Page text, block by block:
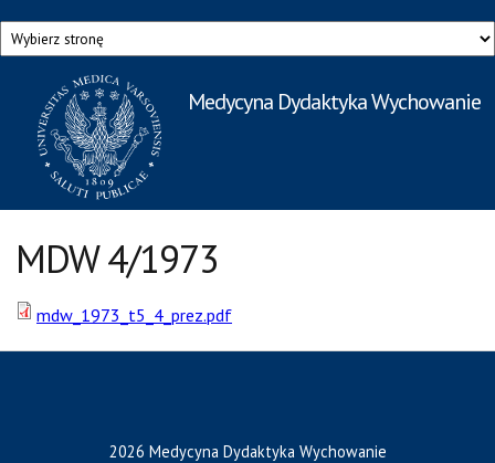
Przejdź do treści
Medycyna Dydaktyka Wychowanie
Rzecznik Prasowy
Warszawskiego Uniwersytetu Medycznego
MDW 4/1973
mdw_1973_t5_4_prez.pdf
2026 Medycyna Dydaktyka Wychowanie